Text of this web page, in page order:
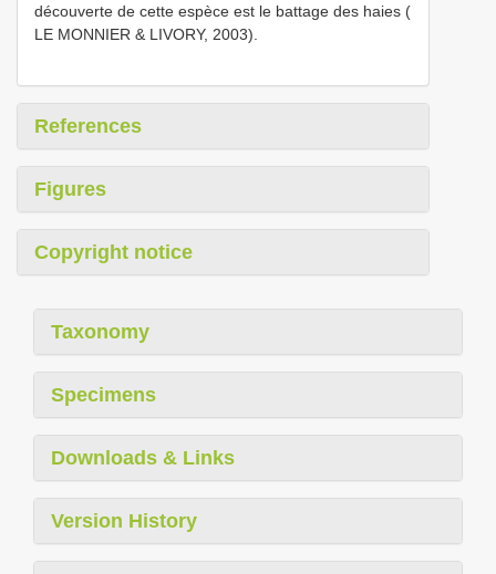
découverte de cette espèce est le battage des haies (
LE MONNIER & LIVORY, 2003).
References
Figures
Copyright notice
Taxonomy
Specimens
Downloads & Links
Version History